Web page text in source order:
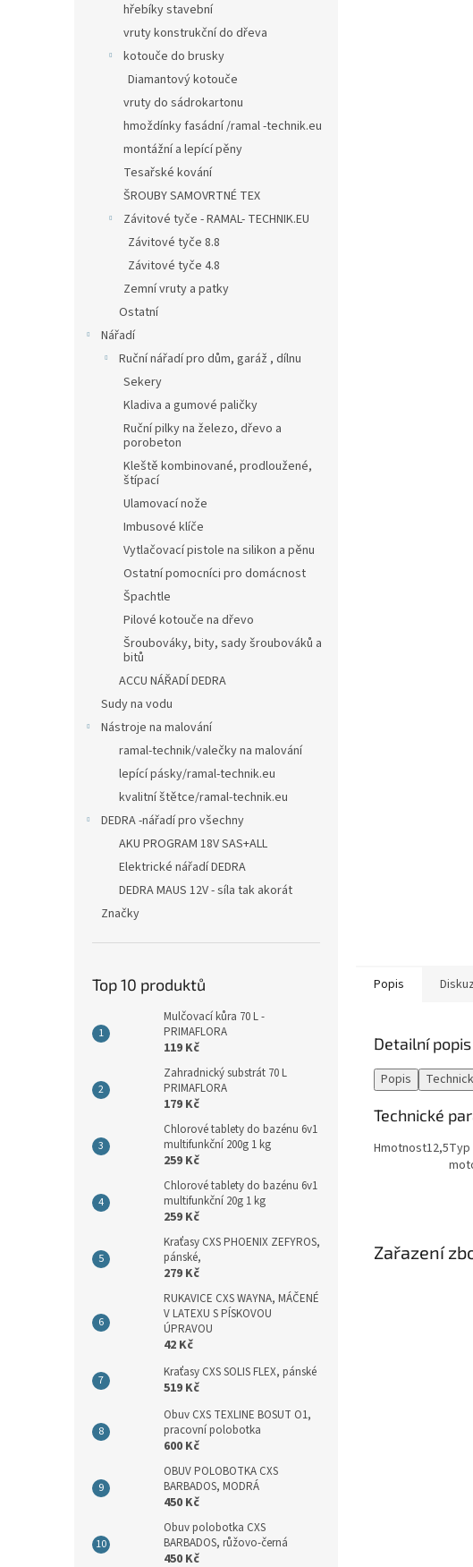
hřebíky stavební
vruty konstrukční do dřeva
kotouče do brusky
Diamantový kotouče
vruty do sádrokartonu
hmoždínky fasádní /ramal -technik.eu
montážní a lepící pěny
Tesařské kování
ŠROUBY SAMOVRTNÉ TEX
Závitové tyče - RAMAL- TECHNIK.EU
Závitové tyče 8.8
Závitové tyče 4.8
Zemní vruty a patky
Ostatní
Nářadí
Ruční nářadí pro dům, garáž , dílnu
Sekery
Kladiva a gumové paličky
Ruční pilky na železo, dřevo a
porobeton
Kleště kombinované, prodloužené,
štípací
Ulamovací nože
Imbusové klíče
Vytlačovací pistole na silikon a pěnu
Ostatní pomocníci pro domácnost
Špachtle
Pilové kotouče na dřevo
Šroubováky, bity, sady šroubováků a
bitů
ACCU NÁŘADÍ DEDRA
Sudy na vodu
Nástroje na malování
ramal-technik/valečky na malování
lepící pásky/ramal-technik.eu
kvalitní štětce/ramal-technik.eu
DEDRA -nářadí pro všechny
AKU PROGRAM 18V SAS+ALL
Elektrické nářadí DEDRA
DEDRA MAUS 12V - síla tak akorát
Značky
Top 10 produktů
Mulčovací kůra 70 L -
PRIMAFLORA
119 Kč
Zahradnický substrát 70 L
PRIMAFLORA
179 Kč
Chlorové tablety do bazénu 6v1
multifunkční 200g 1 kg
259 Kč
Chlorové tablety do bazénu 6v1
multifunkční 20g 1 kg
259 Kč
Kraťasy CXS PHOENIX ZEFYROS,
pánské,
279 Kč
RUKAVICE CXS WAYNA, MÁČENÉ
V LATEXU S PÍSKOVOU
ÚPRAVOU
42 Kč
Kraťasy CXS SOLIS FLEX, pánské
519 Kč
Obuv CXS TEXLINE BOSUT O1,
pracovní polobotka
600 Kč
OBUV POLOBOTKA CXS
BARBADOS, MODRÁ
450 Kč
Obuv polobotka CXS
BARBADOS, růžovo-černá
450 Kč
Popis
Detailní
Popis
Technické
Hmotnost12,5Typ
Zařazení